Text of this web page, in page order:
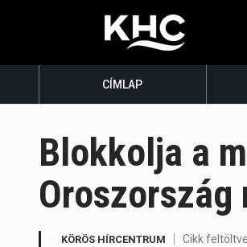
CÍMLAP
Blokkolja a
KÖRÖS HÍRCENTRUM Cikk